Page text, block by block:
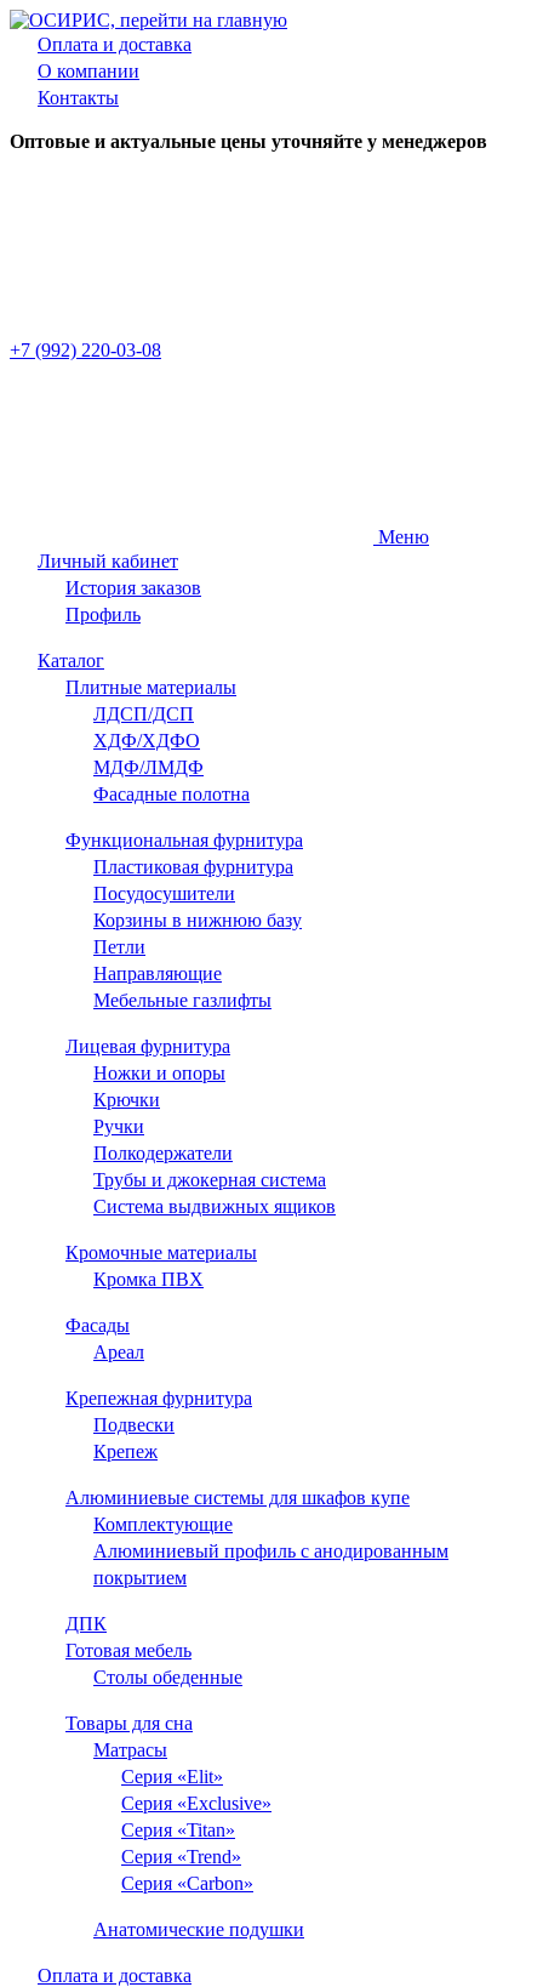
Оплата и доставка
О компании
Контакты
Оптовые и актуальные цены уточняйте у менеджеров
+7 (992) 220-03-08
Меню
Личный кабинет
История заказов
Профиль
Каталог
Плитные материалы
ЛДСП/ДСП
ХДФ/ХДФО
МДФ/ЛМДФ
Фасадные полотна
Функциональная фурнитура
Пластиковая фурнитура
Посудосушители
Корзины в нижнюю базу
Петли
Направляющие
Мебельные газлифты
Лицевая фурнитура
Ножки и опоры
Крючки
Ручки
Полкодержатели
Трубы и джокерная система
Система выдвижных ящиков
Кромочные материалы
Кромка ПВХ
Фасады
Ареал
Крепежная фурнитура
Подвески
Крепеж
Алюминиевые системы для шкафов купе
Комплектующие
Алюминиевый профиль с анодированным
покрытием
ДПК
Готовая мебель
Столы обеденные
Товары для сна
Матрасы
Серия «Elit»
Серия «Exclusive»
Серия «Titan»
Серия «Trend»
Серия «Carbon»
Анатомические подушки
Оплата и доставка